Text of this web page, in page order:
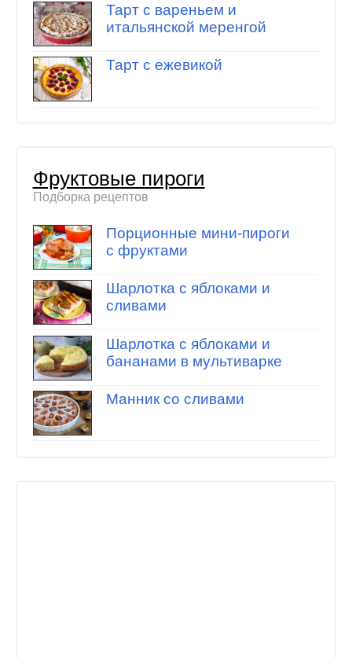
Тарт с вареньем и
итальянской меренгой
Тарт с ежевикой
Фруктовые пироги
Подборка рецептов
Порционные мини-пироги
с фруктами
Шарлотка с яблоками и
сливами
Шарлотка с яблоками и
бананами в мультиварке
Манник со сливами